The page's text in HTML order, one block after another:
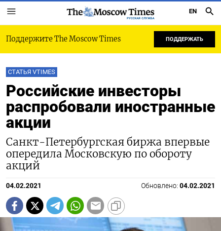
РУССКАЯ СЛУЖБА
EN
Поддержите The Moscow Times ПОДДЕРЖАТЬ
СТАТЬЯ VTIMES
Российские инвесторы
распробовали иностранные
акции
Санкт-Петербургская биржа впервые
опередила Московскую по обороту
акций
04.02.2021 Обновлено: 04.02.2021